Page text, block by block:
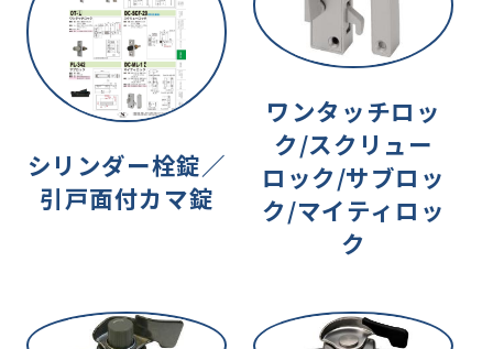
シリンダー栓錠／
引戸面付カマ錠
ワンタッチロッ
ク/スクリュー
ロック/サブロッ
ク/マイティロッ
ク